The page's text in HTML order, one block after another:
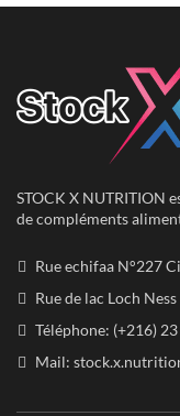
STOCK X NUTRITION
de compléments
Rue echifaa N°227
Rue de lac Loch
Téléphone: (+216)
Mail: